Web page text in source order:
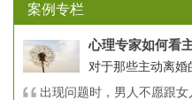
案例专栏
心理专家如何看
对于那些主动离婚
出现问题时，男人不愿跟女